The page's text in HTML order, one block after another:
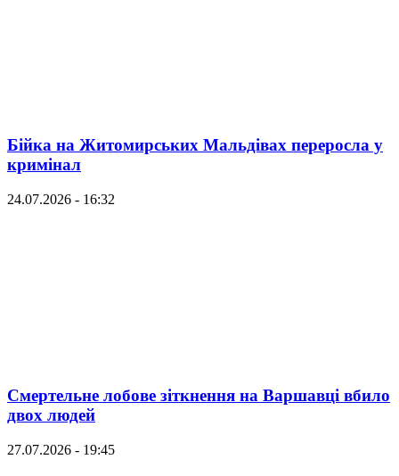
Бійка на Житомирських Мальдівах переросла у
кримінал
24.07.2026 - 16:32
Смертельне лобове зіткнення на Варшавці вбило
двох людей
27.07.2026 - 19:45